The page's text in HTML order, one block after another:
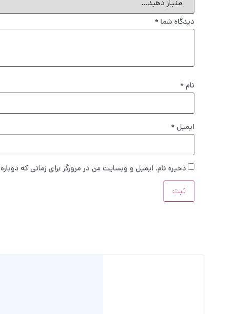
دیدگاه شما*
نام*
ایمیل*
ذخیره نام، ایمیل و وبسایت من در مرورگر برای زمانی که